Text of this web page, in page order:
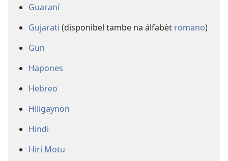
Guaraní
Gujarati (disponibel tambe na álfabèt romano)
Gun
Hapones
Hebreo
Hiligaynon
Hindi
Hiri Motu